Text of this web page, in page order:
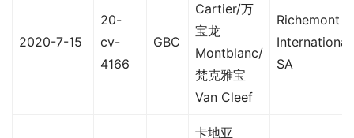
2020-7-15
20-
cv-
4166
GBC
Cartier/万
宝龙
Montblanc/
梵克雅宝
Van Cleef
Richemont
International
SA
卡地亚